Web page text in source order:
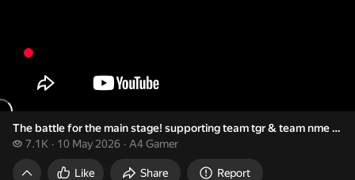
The battle for the main stage! supporting team tgr & team nme in
The battle for the main stage! supporting
7.1K
7.1 thousand views
10 May 2026 A4 Gamer
Like Share Report